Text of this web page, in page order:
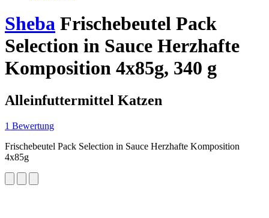
Sheba Frischebeutel Pack
Selection in Sauce Herzhafte
Komposition 4x85g, 340 g
Alleinfuttermittel Katzen
1 Bewertung
Frischebeutel Pack Selection in Sauce Herzhafte Komposition
4x85g